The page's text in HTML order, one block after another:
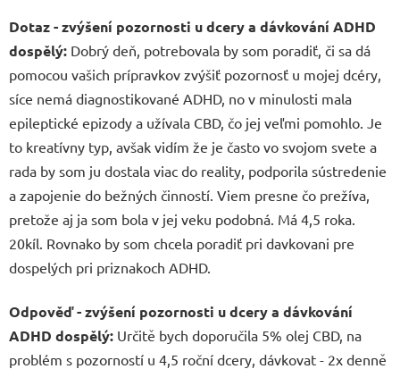
Dotaz - zvýšení pozornosti u dcery a dávkování ADHD
dospělý: Dobrý deň, potrebovala by som poradiť, či sa dá
pomocou vašich prípravkov zvýšiť pozornosť u mojej dcéry,
síce nemá diagnostikované ADHD, no v minulosti mala
epileptické epizody a užívala CBD, čo jej veľmi pomohlo. Je
to kreatívny typ, avšak vidím že je často vo svojom svete a
rada by som ju dostala viac do reality, podporila sústredenie
a zapojenie do bežných činností. Viem presne čo prežíva,
pretože aj ja som bola v jej veku podobná. Má 4,5 roka.
20kíl. Rovnako by som chcela poradiť pri davkovani pre
dospelých pri priznakoch ADHD.
Odpověď - zvýšení pozornosti u dcery a dávkování
ADHD dospělý: Určitě bych doporučila 5% olej CBD, na
problém s pozorností u 4,5 roční dcery, dávkovat - 2x denně